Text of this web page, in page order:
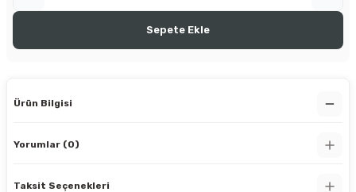
Sepete Ekle
Ürün Bilgisi
Yorumlar (0)
Taksit Seçenekleri